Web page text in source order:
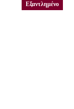
Εξαντλημένο